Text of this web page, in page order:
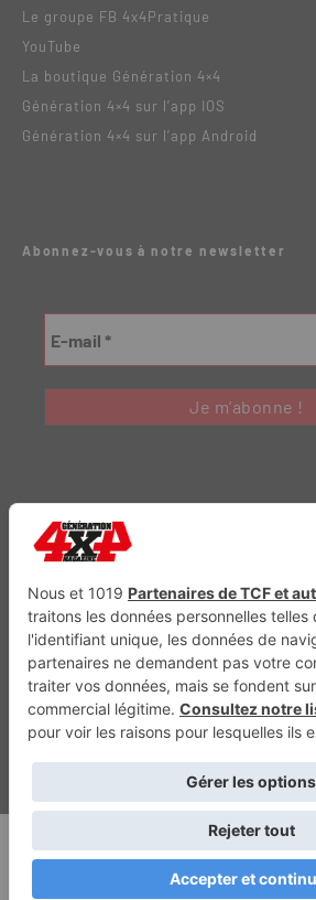
Le groupe FB 4x4Pratique
YouTube
La boutique Génération 4×4
Génération 4×4 sur l’app IOS
Génération 4×4 sur l’app Android
Abonnez-vous à notre newsletter
MX2K Enduro Mag Trail Adventure
Boutique CPPRESSE
Retour en haut